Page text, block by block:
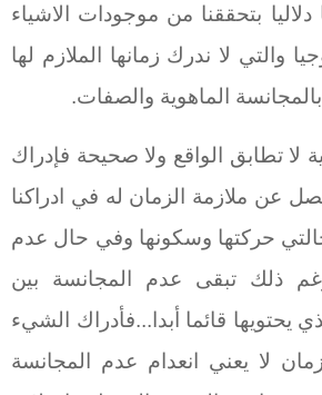
بتحققنا من موجودات الاشياء
والتي لا ندرك زمانها الملازم لها
بالمجانسة الماهوية والصفات.
لا تطابق الواقع ولا صحيحة فإدراك
عن ملازمة الزمان له في ادراكنا
حركتها وسكونها وفي حال عدم
رغم ذلك تبقى عدم المجانسة بين
يحتويها قائما أبدا...فأدراك الشيء
لا يعني انعدام عدم المجانسة